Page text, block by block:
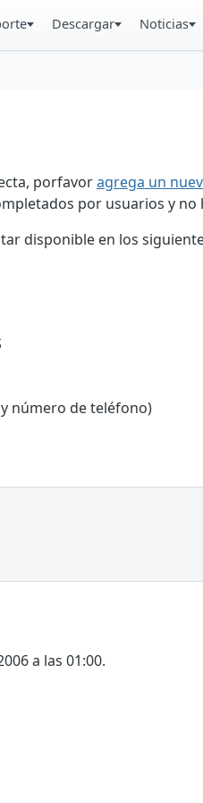
Descargar Noticias
porfavoragrega un
por usuarios y
disponible en los
número de teléfono)
a las 01:00.